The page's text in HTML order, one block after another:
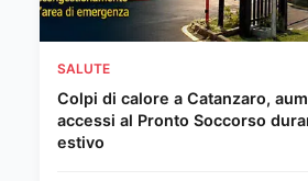
SALUTE
Colpi di calore a Catanzaro,
accessi al Pronto Soccorso
estivo